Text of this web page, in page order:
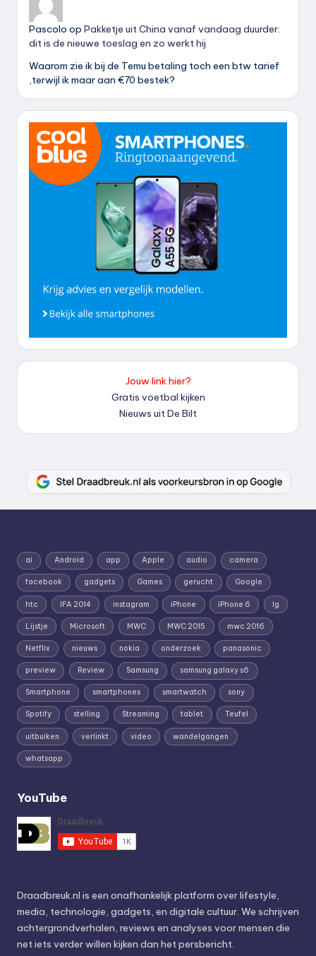
Pascolo op Pakketje uit China vanaf vandaag duurder:
dit is de nieuwe toeslag en zo werkt hij
Waarom zie ik bij de Temu betaling toch een btw tarief
,terwijl ik maar aan €70 bestek?
Jouw link hier?
Gratis voetbal kijken
Nieuws uit De Bilt
ai Android app Apple audio camera
facebook gadgets Games gerucht Google
htc IFA 2014 instagram iPhone iPhone 6 lg
Lijstje Microsoft MWC MWC 2015 mwc 2016
Netflix nieuws nokia onderzoek panasonic
preview Review Samsung samsung galaxy s6
Smartphone smartphones smartwatch sony
Spotify stelling Streaming tablet Teufel
uitbuiken verlinkt video wandelgangen
whatsapp
YouTube
Draadbreuk.nl is een onafhankelijk platform over lifestyle,
media, technologie, gadgets, en digitale cultuur. We schrijven
achtergrondverhalen, reviews en analyses voor mensen die
net iets verder willen kijken dan het persbericht.